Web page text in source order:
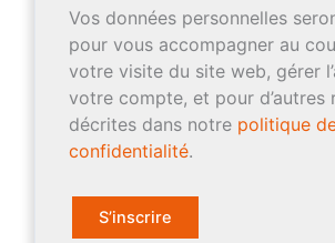
Vos données personnelles
pour vous accompagner au
votre visite du site web, gérer
votre compte, et pour d’autres
décrites dans notre politique
confidentialité.
S’inscrire